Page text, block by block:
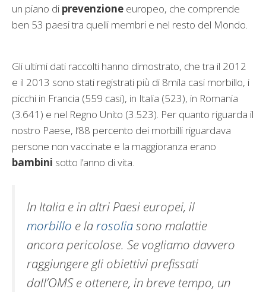
un piano di prevenzione europeo, che comprende
ben 53 paesi tra quelli membri e nel resto del Mondo.
Gli ultimi dati raccolti hanno dimostrato, che tra il 2012
e il 2013 sono stati registrati più di 8mila casi morbillo, i
picchi in Francia (559 casi), in Italia (523), in Romania
(3.641) e nel Regno Unito (3.523). Per quanto riguarda il
nostro Paese, l’88 percento dei morbilli riguardava
persone non vaccinate e la maggioranza erano
bambini sotto l’anno di vita.
In Italia e in altri Paesi europei, il
morbillo e larosoliasono malattie
ancora pericolose. Se vogliamo davvero
raggiungere gli obiettivi prefissati
dall’OMS e ottenere, in breve tempo, un